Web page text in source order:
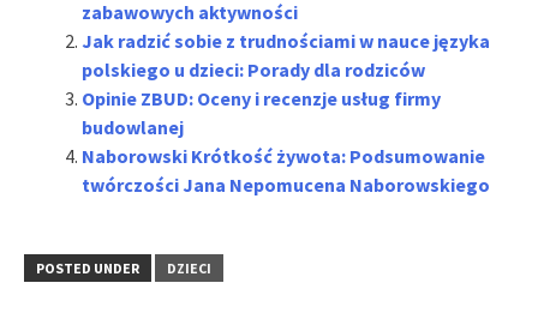
zabawowych aktywności
Jak radzić sobie z trudnościami w nauce języka
polskiego u dzieci: Porady dla rodziców
Opinie ZBUD: Oceny i recenzje usług firmy
budowlanej
Naborowski Krótkość żywota: Podsumowanie
twórczości Jana Nepomucena Naborowskiego
POSTED UNDER DZIECI